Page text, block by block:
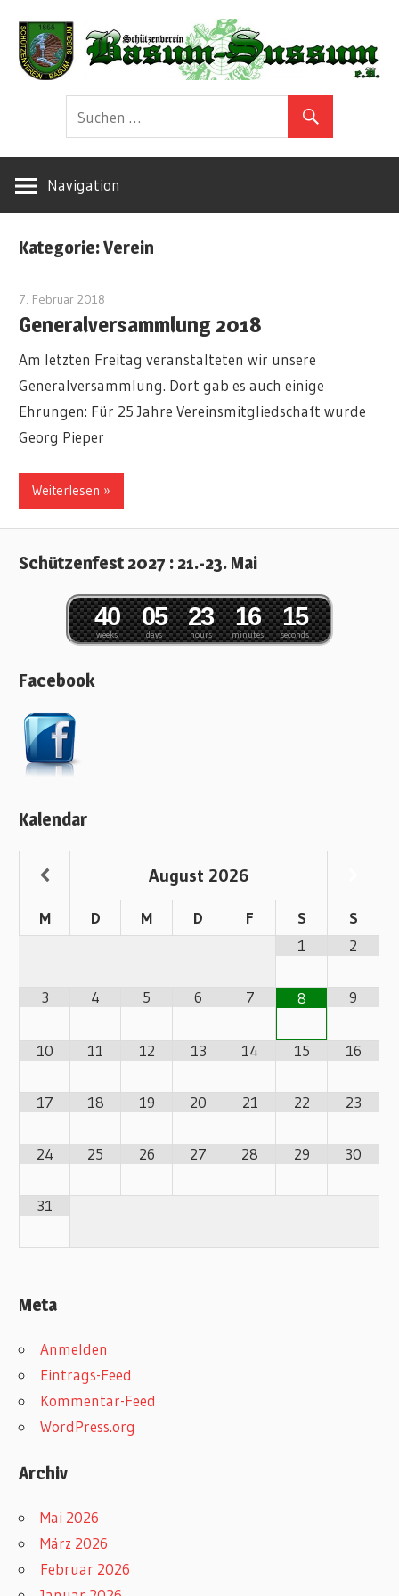
Inhalt
springen
Basum-
Sussum
Willkommen!
Navigation
Kategorie:Verein
7. Februar 2018
Generalversammlung 2018
Am letzten Freitag veranstalteten wir unsere
Generalversammlung. Dort gab es auch einige
Ehrungen: Für 25 Jahre Vereinsmitgliedschaft wurde
Georg Pieper
Weiterlesen »
Schützenfest 2027 : 21.-23. Mai
weeks
40
days
05
hours
23
minutes
16
seconds
15
Facebook
Kalendar
August 2026
M D M D F S
S
1
2
3 4 5 6 7 8 9
10 11 12 13 14 15 16
17 18 19 20 21 22 23
24 25 26 27 28 29 30
31
Meta
Anmelden
Eintrags-Feed
Kommentar-Feed
WordPress.org
Archiv
Mai 2026
März 2026
Februar 2026